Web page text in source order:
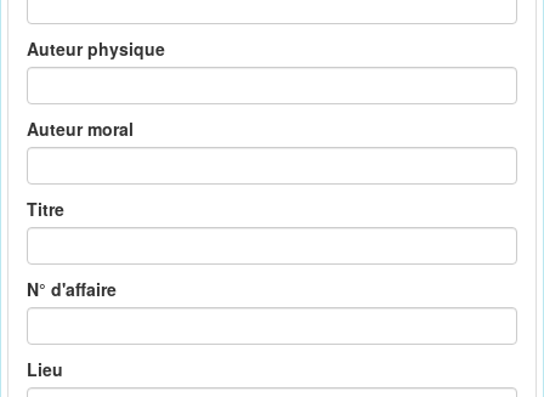
Auteur physique
Auteur moral
Titre
N° d'affaire
Lieu